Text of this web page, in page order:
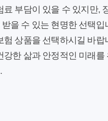
료 부담이 있을 수 있지만,
을 수 있는 현명한 선택
험 상품을 선택하시길 바
강한 삶과 안정적인 미래